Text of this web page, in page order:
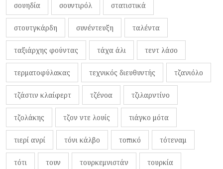
σουηδία σουντιρόλ στατιστικά
στουτγκάρδη συνέντευξη ταλέντα
ταξιάρχης φούντας τάχα άλι τεντ λάσο
τερματοφύλακας τεχνικός διευθυντής τζανιόλο
τζάστιν κλαίφερτ τζένοα τζιλαρντίνο
τζολάκης τζον ντε λουίς τιάγκο μότα
τιερί ανρί τόνι κάλβο τοπικό τότεναμ
τότι τουν τουρκεμνιστάν τουρκία